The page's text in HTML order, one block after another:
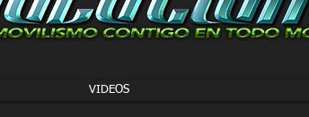
VIDEOS